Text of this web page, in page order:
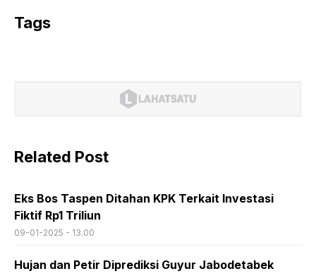
Tags
Related Post
Eks Bos Taspen Ditahan KPK Terkait Investasi
Fiktif Rp1 Triliun
09-01-2025 - 13.00
Hujan dan Petir Diprediksi Guyur Jabodetabek